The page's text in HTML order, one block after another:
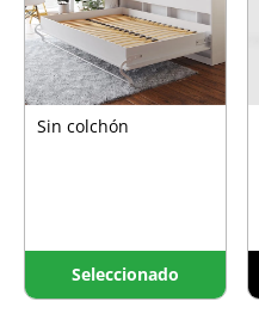
Sin colchón
Seleccionado